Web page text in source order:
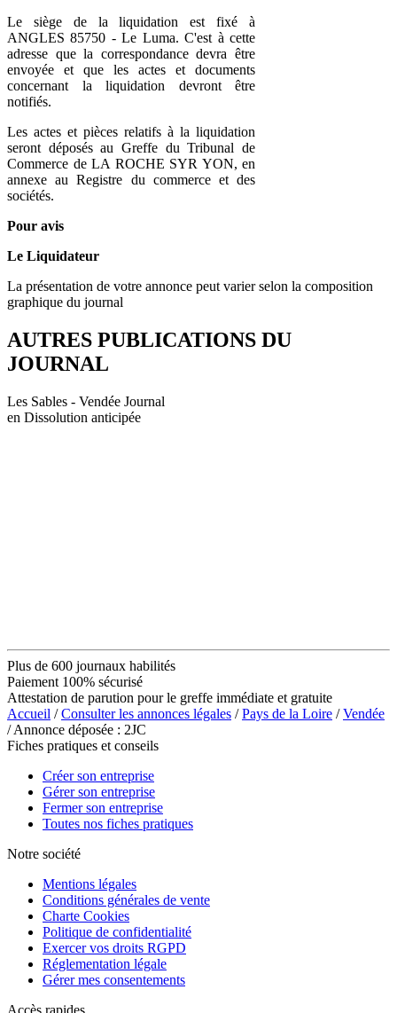
Le siège de la liquidation est fixé à
ANGLES 85750 - Le Luma. C'est à cette
adresse que la correspondance devra être
envoyée et que les actes et documents
concernant la liquidation devront être
notifiés.
Les actes et pièces relatifs à la liquidation
seront déposés au Greffe du Tribunal de
Commerce de LA ROCHE SYR YON, en
annexe au Registre du commerce et des
sociétés.
Pour avis
Le Liquidateur
La présentation de votre annonce peut varier selon la composition
graphique du journal
AUTRES PUBLICATIONS DU
JOURNAL
Les Sables - Vendée Journal
en Dissolution anticipée
Plus de 600 journaux habilités
Paiement 100% sécurisé
Attestation de parution pour le greffe immédiate et gratuite
Accueil /Consulter les annonces légales /Pays de la Loire /Vendée
/ Annonce déposée : 2JC
Fiches pratiques et conseils
Créer son entreprise
Gérer son entreprise
Fermer son entreprise
Toutes nos fiches pratiques
Notre société
Mentions légales
Conditions générales de vente
Charte Cookies
Politique de confidentialité
Exercer vos droits RGPD
Réglementation légale
Gérer mes consentements
Accès rapides